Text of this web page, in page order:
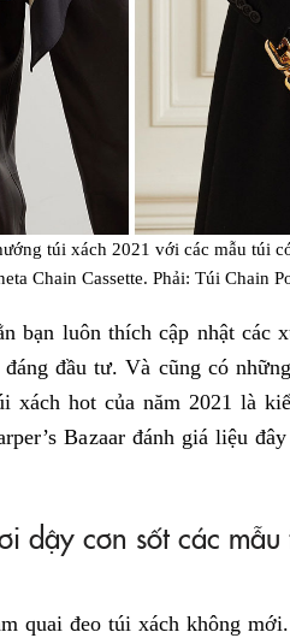
túi xách 2021 với các mẫu túi
Chain Cassette. Phải: Túi Chain
bạn luôn thích cập nhật các
đầu tư. Và cũng có
xách hot của năm 2021 là
Bazaar đánh giá liệu
dậy cơn sốt các
quai đeo túi xách không